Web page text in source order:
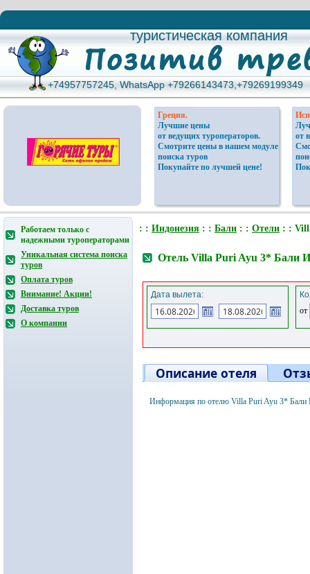
туристическая компания
туристическая компания
+74957757245, WhatsApp +79266143473,+79269199349
+74957757245, WhatsApp +79266143473,+79269199349
Греция.
Лучшие цены
от ведущих туроператоров.
Смотрите цены в нашем модуле
поиска туров
Покупайте по лучшей цене!
от
Работаем только с
надежными туроператорами
Уникальная система поиска
туров
Оплата туров
Внимание! Акции!
Доставка туров
О компании
: : Индонезия : : Бали : : Отели : :
Отель Villa Puri Ayu 3* Бали
Дата вылета:
от
Описание отеля
Информация по отелю Villa Puri Ayu 3* Бали